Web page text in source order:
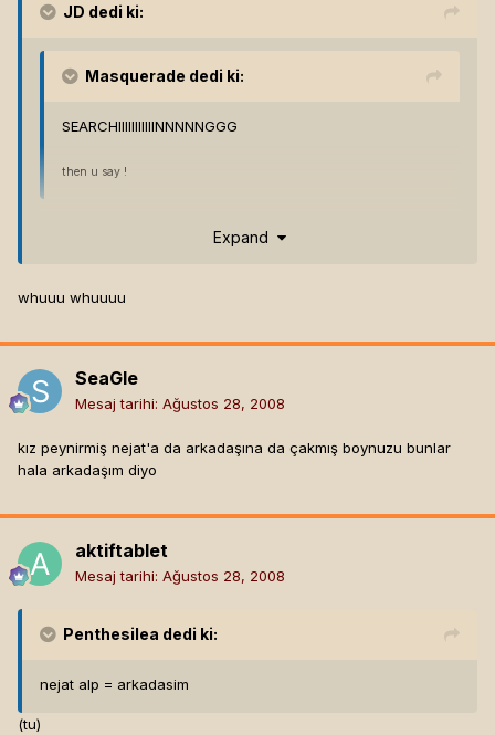
JD dedi ki:
Masquerade dedi ki:
SEARCHIIIIIIIIIIINNNNNGGG
then u say !
Expand
whuuu whuuuu
SeaGle
Mesaj tarihi: Ağustos 28, 2008
kız peynirmiş nejat'a da arkadaşına da çakmış boynuzu bunlar
hala arkadaşım diyo
aktiftablet
Mesaj tarihi: Ağustos 28, 2008
Penthesilea dedi ki:
nejat alp = arkadasim
(tu)